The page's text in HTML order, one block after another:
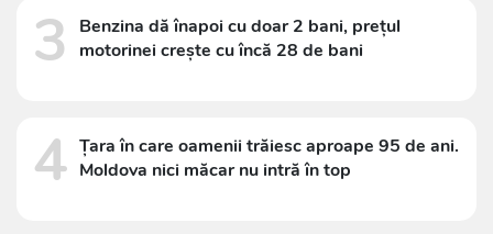
3
Benzina dă înapoi cu doar 2 bani, prețul
motorinei crește cu încă 28 de bani
4 Țara în care oamenii trăiesc aproape 95 de ani.
Moldova nici măcar nu intră în top